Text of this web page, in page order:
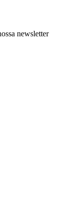
newsletter